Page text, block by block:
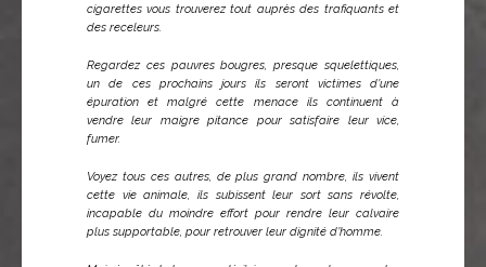
cigarettes vous trouverez tout auprès des trafiquants et
des receleurs.
Regardez ces pauvres bougres, presque squelettiques,
un de ces prochains jours ils seront victimes d’une
épuration et malgré cette menace ils continuent à
vendre leur maigre pitance pour satisfaire leur vice,
fumer.
Voyez tous ces autres, de plus grand nombre, ils vivent
cette vie animale, ils subissent leur sort sans révolte,
incapable du moindre effort pour rendre leur calvaire
plus supportable, pour retrouver leur dignité d’homme.